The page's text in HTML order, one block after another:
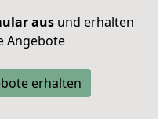
ausund erhalten
Angebote
erhalten